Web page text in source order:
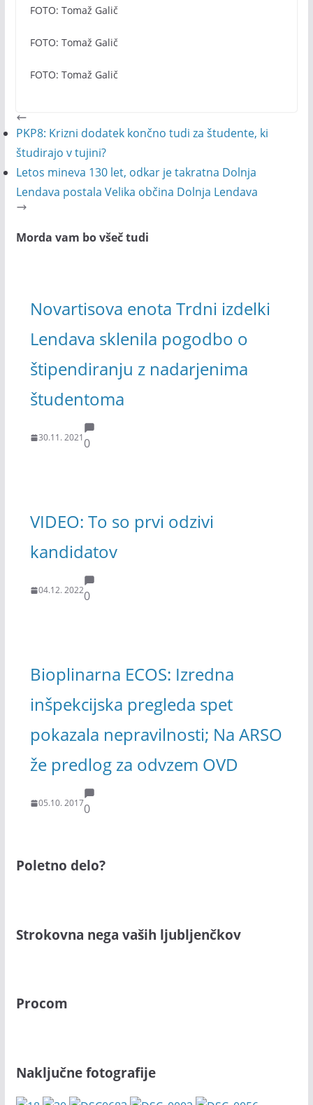
FOTO: Tomaž Galič
FOTO: Tomaž Galič
FOTO: Tomaž Galič
PKP8: Krizni dodatek končno tudi za študente, ki
študirajo v tujini?
Letos mineva 130 let, odkar je takratna Dolnja
Lendava postala Velika občina Dolnja Lendava
Morda vam bo všeč tudi
Novartisova enota Trdni izdelki
Lendava sklenila pogodbo o
štipendiranju z nadarjenima
študentoma
30.11. 20210
VIDEO: To so prvi odzivi
kandidatov
04.12. 20220
Bioplinarna ECOS: Izredna
inšpekcijska pregleda spet
pokazala nepravilnosti; Na ARSO
že predlog za odvzem OVD
05.10. 20170
Poletno delo?
Strokovna nega vaših ljubljenčkov
Procom
Naključne fotografije